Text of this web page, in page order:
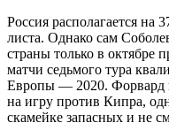
Россия располагается на
листа. Однако сам
страны только в октябре
матчи седьмого тура
Европы — 2020. Форвард
на игру против Кипра,
скамейке запасных и не